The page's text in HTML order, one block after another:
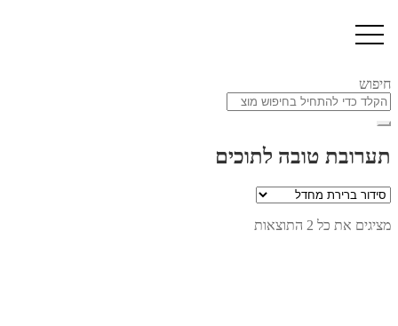
חיפוש
תערובת טובה לתוכים
מציגים את כל ⁦2⁩ התוצאות